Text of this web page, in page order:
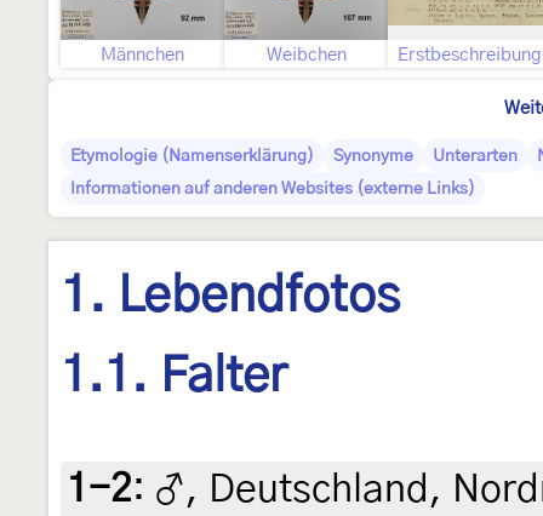
Männchen Weibchen Erstbeschreibung
Etymologie (Namenserklärung) Synonyme Unterarten
Informationen auf anderen Websites (externe Links)
1. Lebendfotos
1.1. Falter
1-2: ♂, Deutschland,